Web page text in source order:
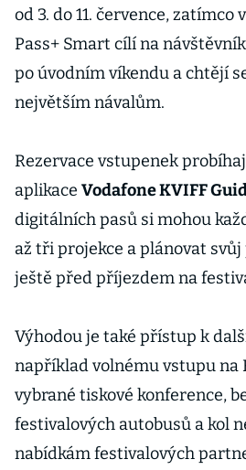
od 3. do 11. července, zatímco
Pass+ Smart cílí na
po úvodním víkendu a chtějí
největším návalům.
Rezervace vstupenek
aplikace Vodafone KVIFF
digitálních pasů si mohou
až tři projekce a plánovat
ještě před příjezdem na
Výhodou je také přístup k
například volnému vstupu na
vybrané tiskové konference,
festivalových autobusů a kol
nabídkám festivalových